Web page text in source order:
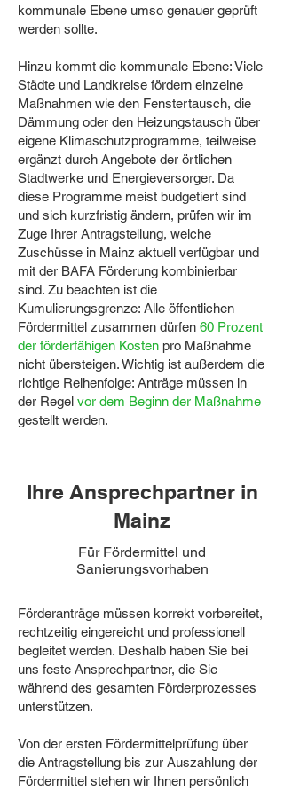
kommunale Ebene umso genauer geprüft
werden sollte.
Hinzu kommt die kommunale Ebene: Viele
Städte und Landkreise fördern einzelne
Maßnahmen wie den Fenstertausch, die
Dämmung oder den Heizungstausch über
eigene Klimaschutzprogramme, teilweise
ergänzt durch Angebote der örtlichen
Stadtwerke und Energieversorger. Da
diese Programme meist budgetiert sind
und sich kurzfristig ändern, prüfen wir im
Zuge Ihrer Antragstellung, welche
Zuschüsse in Mainz aktuell verfügbar und
mit der BAFA Förderung kombinierbar
sind. Zu beachten ist die
Kumulierungsgrenze: Alle öffentlichen
Fördermittel zusammen dürfen 60 Prozent
der förderfähigen Kosten pro Maßnahme
nicht übersteigen. Wichtig ist außerdem die
richtige Reihenfolge: Anträge müssen in
der Regel vor dem Beginn der Maßnahme
gestellt werden.
Ihre Ansprechpartner in
Mainz
Für Fördermittel und
Sanierungsvorhaben
Förderanträge müssen korrekt vorbereitet,
rechtzeitig eingereicht und professionell
begleitet werden. Deshalb haben Sie bei
uns feste Ansprechpartner, die Sie
während des gesamten Förderprozesses
unterstützen.
Von der ersten Fördermittelprüfung über
die Antragstellung bis zur Auszahlung der
Fördermittel stehen wir Ihnen persönlich